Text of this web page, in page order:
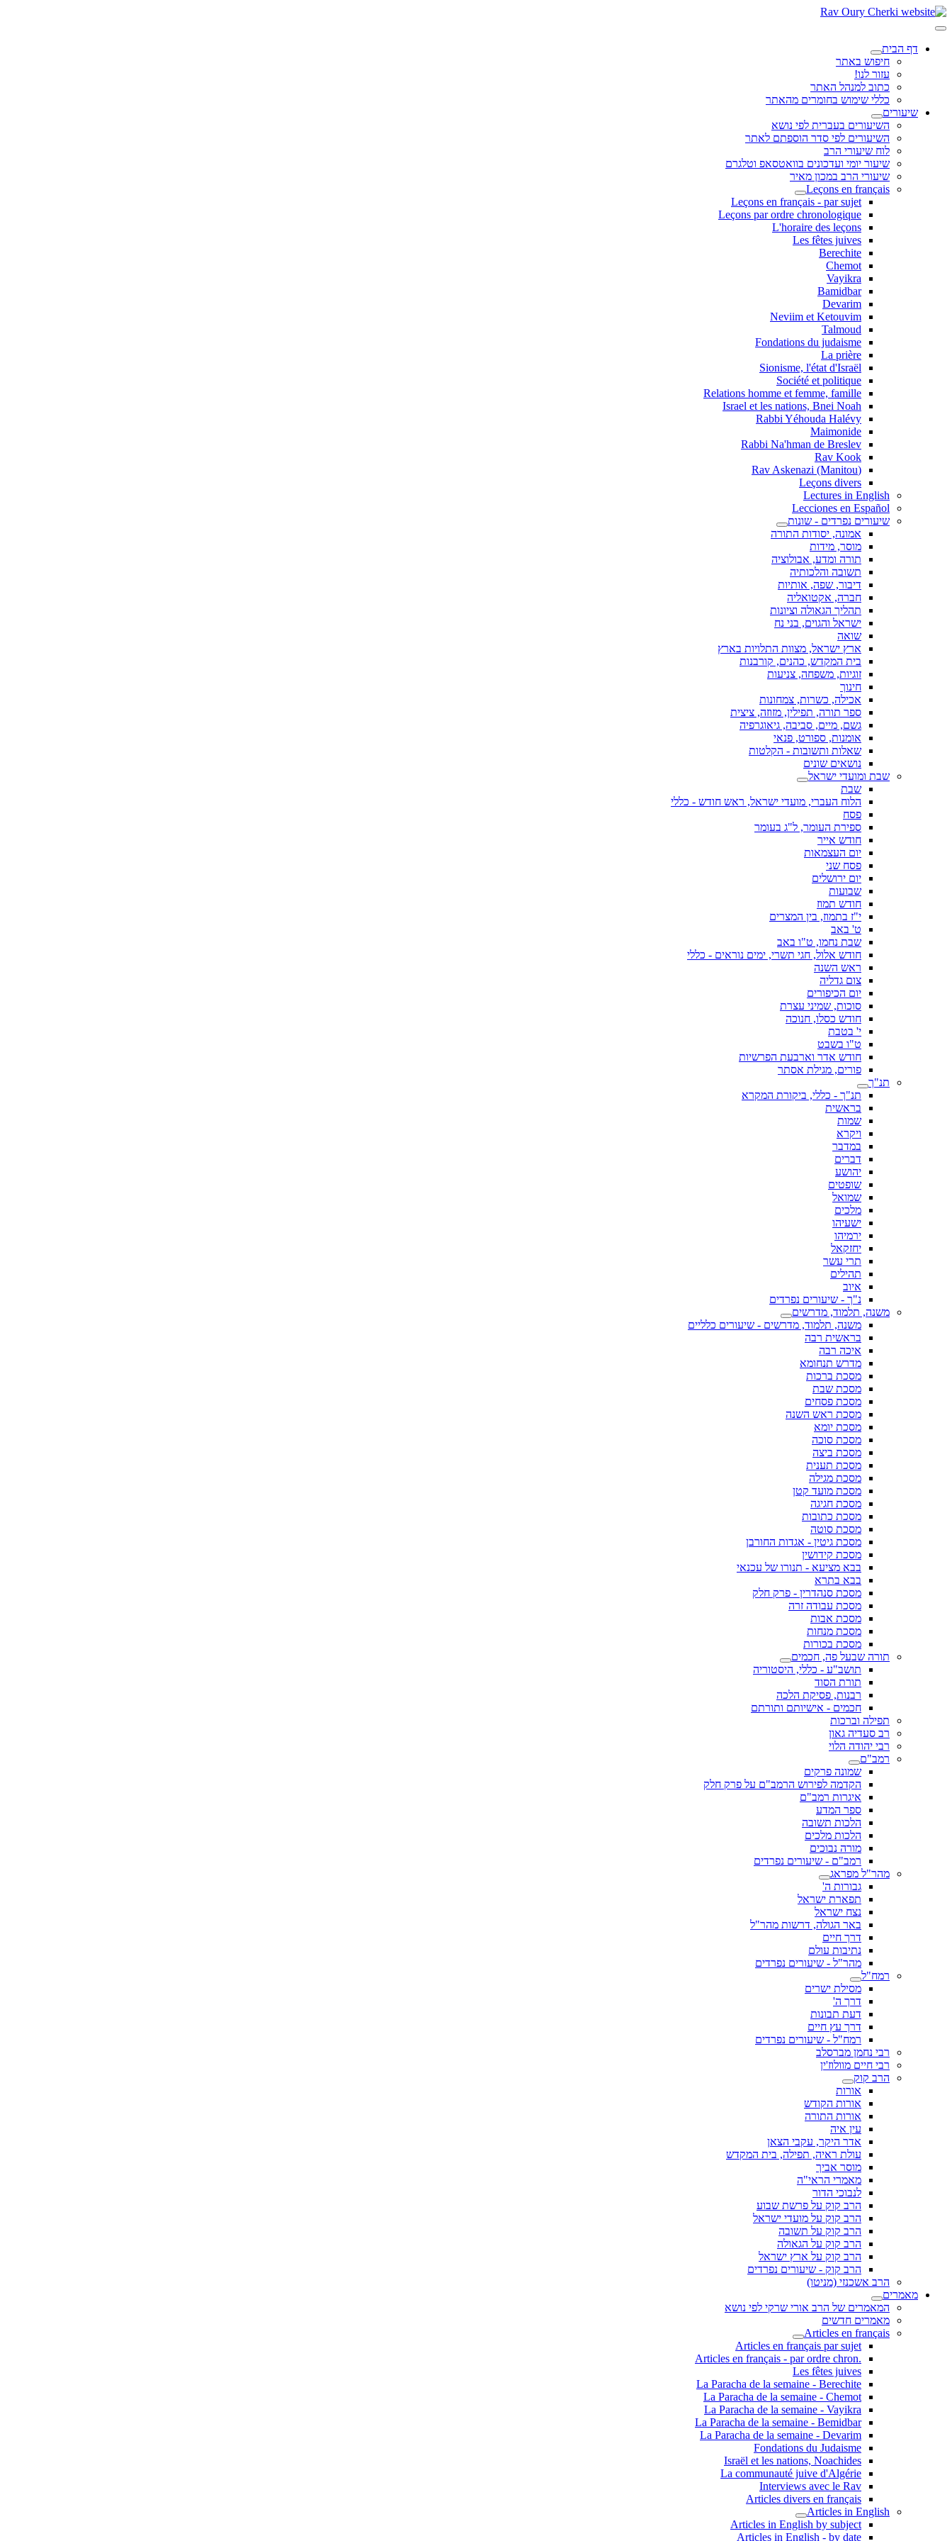
דף הבית
חיפוש באתר
עזור לנו!
כתוב למנהל האתר
כללי שימוש בחומרים מהאתר
שיעורים
השיעורים בעברית לפי נושא
השיעורים לפי סדר הוספתם לאתר
לוח שיעורי הרב
שיעור יומי ועדכונים בוואטסאפ וטלגרם
שיעורי הרב במכון מאיר
Leçons en français
Leçons en français - par sujet
Leçons par ordre chronologique
L'horaire des leçons
Les fêtes juives
Berechite
Chemot
Vayikra
Bamidbar
Devarim
Neviim et Ketouvim
Talmoud
Fondations du judaisme
La prière
Sionisme, l'état d'Israël
Société et politique
Relations homme et femme, famille
Israel et les nations, Bnei Noah
Rabbi Yéhouda Halévy
Maimonide
Rabbi Na'hman de Breslev
Rav Kook
(Rav Askenazi (Manitou
Leçons divers
Lectures in English
Lecciones en Español
שיעורים נפרדים - שונות
אמונה, יסודות התורה
מוסר, מידות
תורה ומדע, אבולוציה
תשובה והלכותיה
דיבור, שפה, אותיות
חברה, אקטואליה
תהליך הגאולה וציונות
ישראל והגוים, בני נח
שואה
ארץ ישראל, מצוות התלויות בארץ
בית המקדש, כהנים, קורבנות
זוגיות, משפחה, צניעות
חינוך
אכילה, כשרות, צמחונות
ספר תורה, תפילין, מזוזה, ציצית
גשם, מיים, סביבה, גיאוגרפיה
אומנות, ספורט, פנאי
שאלות ותשובות - הקלטות
נושאים שונים
שבת ומועדי ישראל
שבת
הלוח העברי, מועדי ישראל, ראש חודש - כללי
פסח
ספירת העומר, ל"ג בעומר
חודש אייר
יום העצמאות
פסח שני
יום ירושלים
שבועות
חודש תמוז
י"ז בתמוז, בין המצרים
ט' באב
שבת נחמו, ט"ו באב
חודש אלול, חגי תשרי, ימים נוראים - כללי
ראש השנה
צום גדליה
יום הכיפורים
סוכות, שמיני עצרת
חודש כסלו, חנוכה
י' בטבת
ט"ו בשבט
חודש אדר וארבעת הפרשיות
פורים, מגילת אסתר
תנ"ך
תנ"ך - כללי, ביקורת המקרא
בראשית
שמות
ויקרא
במדבר
דברים
יהושע
שופטים
שמואל
מלכים
ישעיהו
ירמיהו
יחזקאל
תרי עשר
תהילים
איוב
נ"ך - שיעורים נפרדים
משנה, תלמוד, מדרשים
משנה, תלמוד, מדרשים - שיעורים כלליים
בראשית רבה
איכה רבה
מדרש תנחומא
מסכת ברכות
מסכת שבת
מסכת פסחים
מסכת ראש השנה
מסכת יומא
מסכת סוכה
מסכת ביצה
מסכת תענית
מסכת מגילה
מסכת מועד קטן
מסכת חגיגה
מסכת כתובות
מסכת סוטה
מסכת גיטין - אגדות החורבן
מסכת קידושין
בבא מציעא - תנורו של עכנאי
בבא בתרא
מסכת סנהדרין - פרק חלק
מסכת עבודה זרה
מסכת אבות
מסכת מנחות
מסכת בכורות
תורה שבעל פה, חכמים
תושב"ע - כללי, היסטוריה
תורת הסוד
רבנות, פסיקת הלכה
חכמים - אישיותם ותורתם
תפילה וברכות
רב סעדיה גאון
רבי יהודה הלוי
רמב"ם
שמונה פרקים
הקדמה לפירוש הרמב"ם על פרק חלק
איגרות רמב"ם
ספר המדע
הלכות תשובה
הלכות מלכים
מורה נבוכים
רמב"ם - שיעורים נפרדים
מהר"ל מפראג
גבורות ה'
תפארת ישראל
נצח ישראל
באר הגולה, דרשות מהר"ל
דרך חיים
נתיבות עולם
מהר"ל - שיעורים נפרדים
רמח"ל
מסילת ישרים
דרך ה'
דעת תבונות
דרך עץ חיים
רמח"ל - שיעורים נפרדים
רבי נחמן מברסלב
רבי חיים מוולוז'ין
הרב קוק
אורות
אורות הקודש
אורות התורה
עין איה
אדר היקר, עקבי הצאן
עולת ראיה, תפילה, בית המקדש
מוסר אביך
מאמרי הראי"ה
לנבוכי הדור
הרב קוק על פרשת שבוע
הרב קוק על מועדי ישראל
הרב קוק על תשובה
הרב קוק על הגאולה
הרב קוק על ארץ ישראל
הרב קוק - שיעורים נפרדים
הרב אשכנזי (מניטו)
מאמרים
המאמרים של הרב אורי שרקי לפי נושא
מאמרים חדשים
Articles en français
Articles en français par sujet
.Articles en français - par ordre chron
Les fêtes juives
La Paracha de la semaine - Berechite
La Paracha de la semaine - Chemot
La Paracha de la semaine - Vayikra
La Paracha de la semaine - Bemidbar
La Paracha de la semaine - Devarim
Fondations du Judaisme
Israël et les nations, Noachides
La communauté juive d'Algérie
Interviews avec le Rav
Articles divers en français
Articles in English
Articles in English by subject
Articles in English - by date